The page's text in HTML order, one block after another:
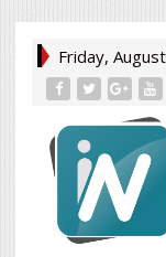
Friday,